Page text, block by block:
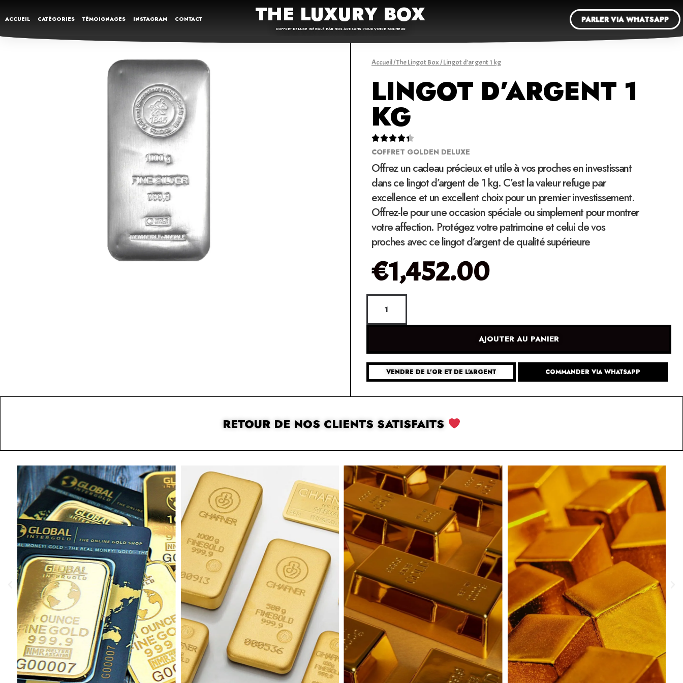
ACCUEIL CATÉGORIES TÉMOIGNAGES INSTAGRAM CONTACT THE LUXURY BOX
COFFRET DELUXE INÉGALÉ PAR NOS ARTISANS POUR VOTRE BONHEUR
PARLER VIA WHATSAPP
Accueil/The Lingot Box/ Lingot d’argent 1 kg
LINGOT D’ARGENT 1
KG

COFFRET GOLDEN DELUXE
Offrez un cadeau précieux et utile à vos proches en investissant
dans ce lingot d’argent de 1 kg. C’est la valeur refuge par
excellence et un excellent choix pour un premier investissement.
Offrez-le pour une occasion spéciale ou simplement pour montrer
votre affection. Protégez votre patrimoine et celui de vos
proches avec ce lingot d’argent de qualité supérieure
€1,452.00
AJOUTER AU PANIER
VENDRE DE L'OR ET DE L'ARGENT COMMANDER VIA WHATSAPP
RETOUR DE NOS CLIENTS SATISFAITS